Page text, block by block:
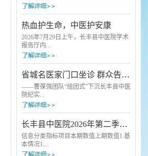
市中医院圆满落幕。本次赛事由合肥市
卫生健康委员会、合肥市总工会联合主
办，汇聚了全市各级各类医疗机构的优
秀中医药从业者同台竞技。长丰县卫健
委高度重视本次赛事，精心统筹部署，
参赛。凭借扎实的专业功底与稳定的赛
场发挥，该院选手王云朋脱颖而出，荣
获推拿技术单项奖三等奖。本次竞赛标
准严苛、考核全面，全方位检验针灸推
拿从业人员...
热血护生命，中医护安康
2026年7月29日上午，长丰县中医院学术
报告厅内...
爱心涌动，2026年度县直单位团体无偿
献血活动在这里如期举行。来自全县各
机关单位的干部职工踊跃挽袖，用热血
传递生命希望。与往年不同的是，活动
现场一抹独特的“中医绿”格外引人注目
优势，首次将人工智能（AI）中医经络
检测、中药养生代茶饮、刮痧、艾灸等
中医适宜技术科普服务搬到献血现场，
为每一位“热血英雄”送上了一份量身定...
省城名医家门口坐诊 群众告别“奔波看病难”
——曹葆强团队“组团式”下沉长丰县中医
院纪实...
7月24日清晨7点半，长丰县中医院外科
诊室门口已经排起了队。诊室里，一位
专家正耐心地询问病情、细致查体——
他就是来自安徽中医药大学第一附属医
院（省中医院）的肝胆外科主任曹葆
长丰县中医院2026年第二季度医疗服务信息社会公开
信息分类指标项目本期数值上期数值1.基
本情况1....